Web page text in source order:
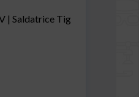
| Saldatrice Tig